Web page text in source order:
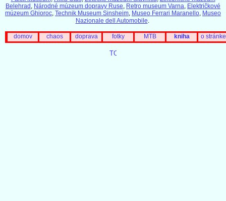
Belehrad , Národné múzeum dopravy Ruse, Retro museum Varna, Električkové
múzeum Ghioroc, Technik Museum Sinsheim, Museo Ferrari Maranello, Museo
Nazionale dell Automobile.
domov chaos doprava fotky MTB kniha o stránke